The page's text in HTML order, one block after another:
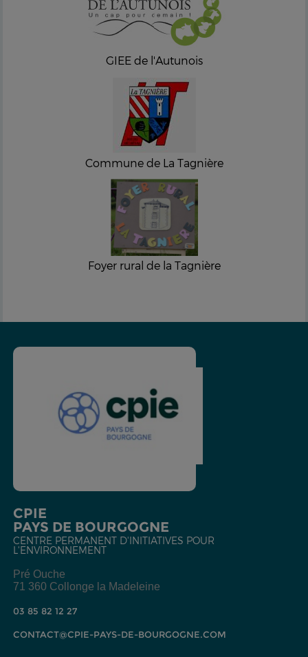
GIEE de l'Autunois
Commune de La Tagnière
Foyer rural de la Tagnière
CPIE
PAYS DE BOURGOGNE
CENTRE PERMANENT D'INITIATIVES POUR
L'ENVIRONNEMENT
Pré Ouche
71 360 Collonge la Madeleine
03 85 82 12 27
CONTACT@CPIE-PAYS-DE-BOURGOGNE.COM